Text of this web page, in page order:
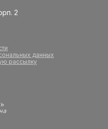
2
данных
рассылку